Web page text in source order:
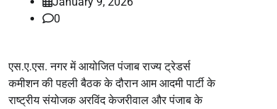
0
एस.ए.एस. नगर में आयोजित पंजाब राज्य ट्रेडर्स
कमीशन की पहली बैठक के दौरान आम आदमी पार्टी के
राष्ट्रीय संयोजक अरविंद केजरीवाल और पंजाब के